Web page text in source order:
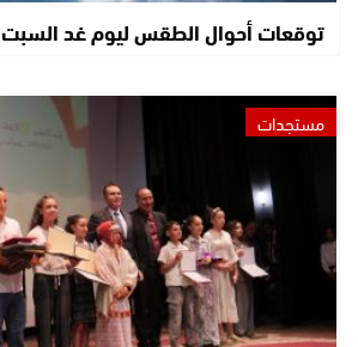
توقعات أحوال الطقس ليوم غد السبت
مستجدات